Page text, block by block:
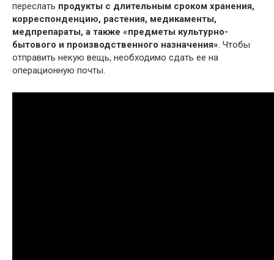
переслать продукты с длительным сроком хранения,
корреспонденцию, растения, медикаменты,
медпрепараты, а также «предметы культурно-
бытового и производственного назначения». Чтобы
отправить некую вещь, необходимо сдать ее на
операционную почты.